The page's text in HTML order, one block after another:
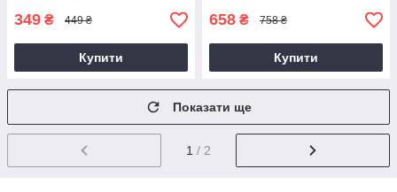
349 ₴ 449 ₴
Купити
658 ₴ 758 ₴
Купити
Показати ще
1 / 2